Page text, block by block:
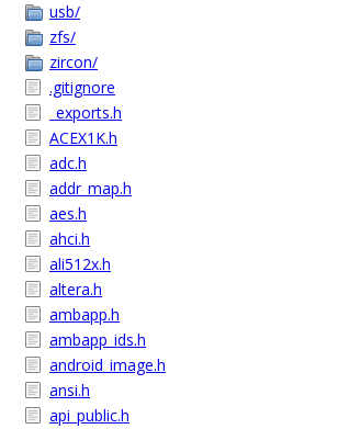
usb/
zfs/
zircon/
.gitignore
_exports.h
ACEX1K.h
adc.h
addr_map.h
aes.h
ahci.h
ali512x.h
altera.h
ambapp.h
ambapp_ids.h
android_image.h
ansi.h
api_public.h